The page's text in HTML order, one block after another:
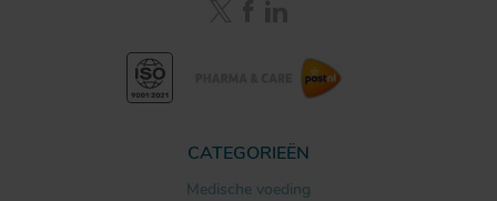
CATEGORIEËN
Medische voeding